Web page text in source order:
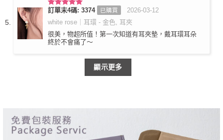
評分5滿
分 5
訂單末4碼: 3374 已購買
2026-03-12
white rose｜耳環 - 金色, 耳夾
很美，物超所值！第一次知道有耳夾墊，戴耳環耳朵
終於不會痛了～
顯示更多